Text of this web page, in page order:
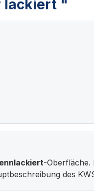
lackiert "
-Oberfläche.
des